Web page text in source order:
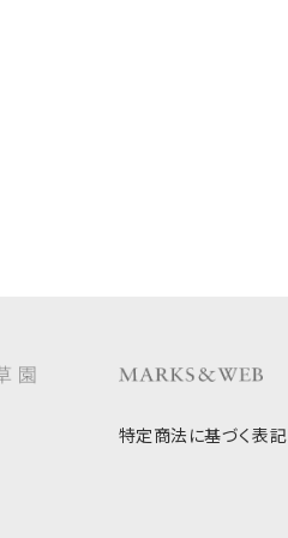
特定商法に基づく表記